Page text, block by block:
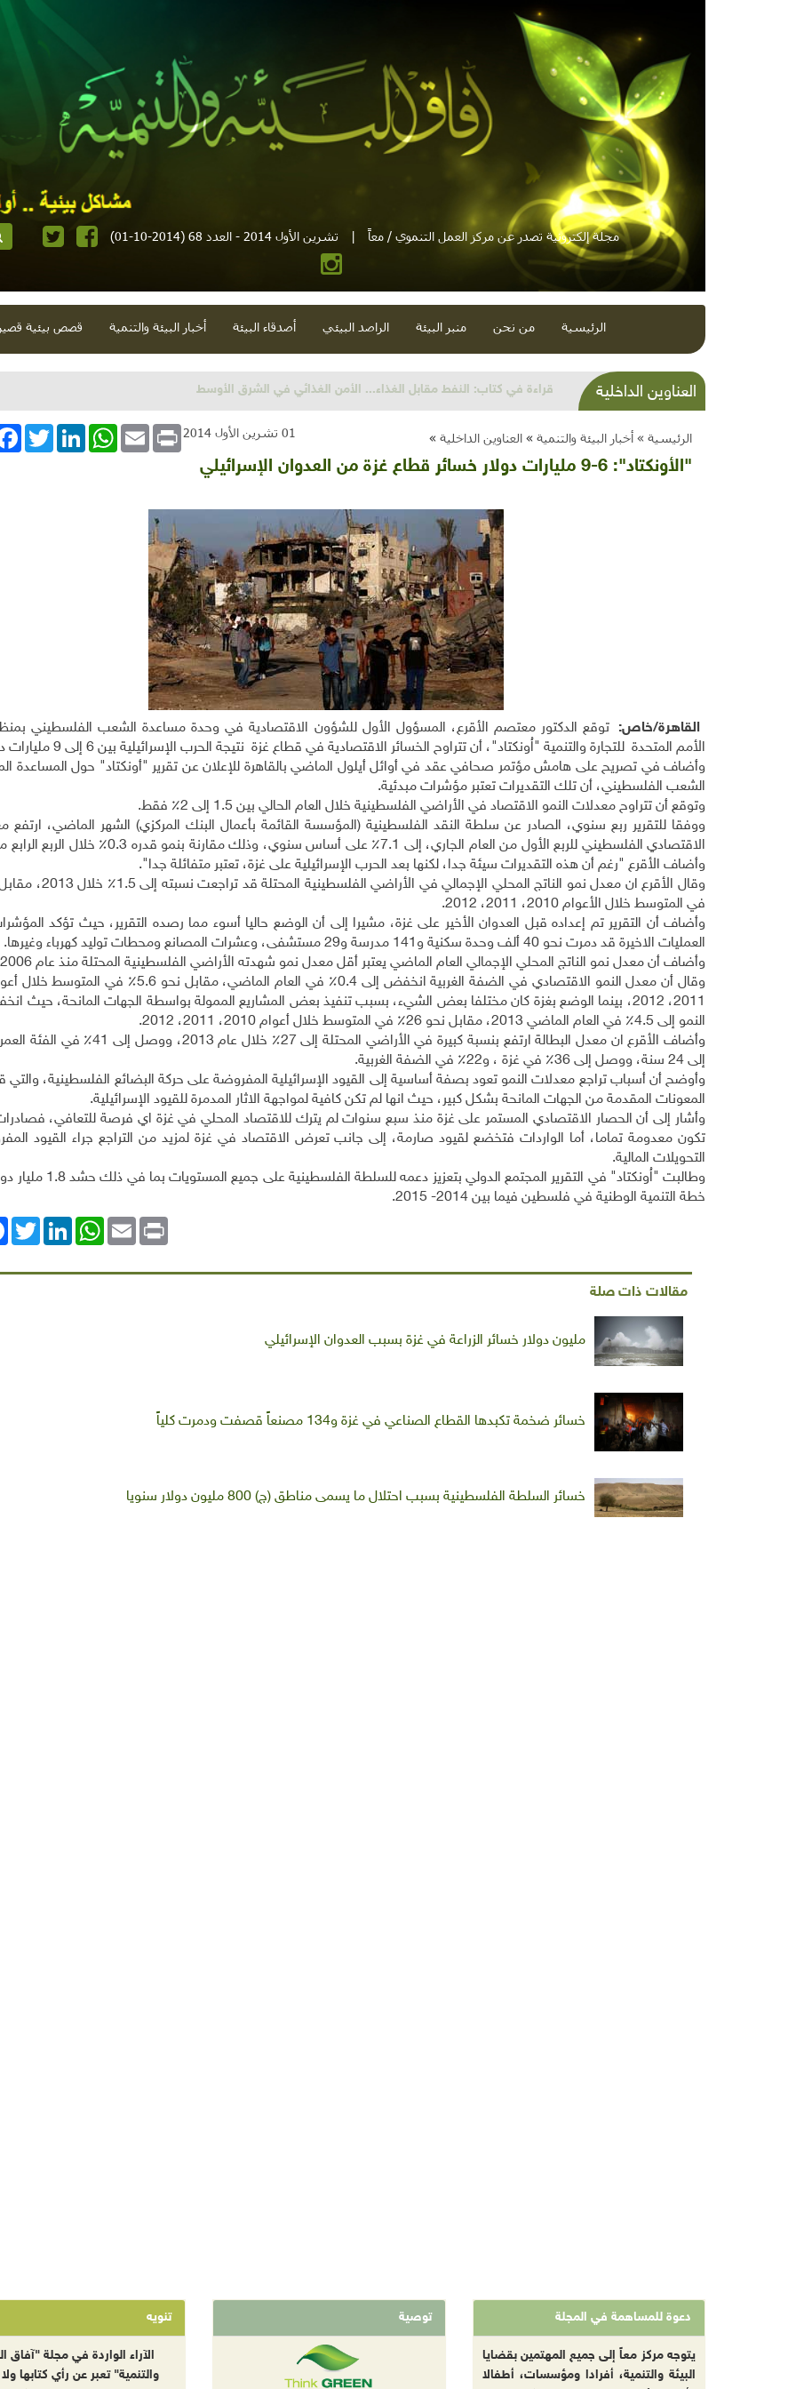
مجلة إلكترونية تصدر عن مركز العمل التنموي / معاً | تشرين الأول 2014 - العدد 68 (2014-10-01)
الرئيسية من نحن منبر البيئة الراصد البيئي أصدقاء البيئة أخبار البيئة والتنمية قصص بيئية
العناوين الداخلية البيئة في أدب غادة السمان
الرئيسية » أخبار البيئة والتنمية » العناوين الداخلية »
TwitterLinkedInWhatsApp Email Print 01 تشرين الأول 2014
"الأونكتاد": 6-9 مليارات دولار خسائر قطاع غزة من العدوان الإسرائيلي
القاهرة/خاص: توقع الدكتور معتصم الأقرع، المسؤول الأول للشؤون الاقتصادية في وحدة مساعدة الشعب الفلسطيني
الأمم المتحدة للتجارة والتنمية "اُونكتاد"، أن تتراوح الخسائر الاقتصادية في قطاع غزة نتيجة الحرب الإسرائيلية بين 6 إلى 9 مليارات دولار.
وأضاف في تصريح على هامش مؤتمر صحافي عقد في أوائل أيلول الماضي بالقاهرة للإعلان عن تقرير "أونكتاد" حول المساعدة
الشعب الفلسطيني، أن تلك التقديرات تعتبر مؤشرات مبدئية.
وتوقع أن تتراوح معدلات النمو الاقتصاد في الأراضي الفلسطينية خلال العام الحالي بين 1.5 إلى 2٪ فقط.
ووفقا للتقرير ربع سنوي، الصادر عن سلطة النقد الفلسطينية (المؤسسة القائمة بأعمال البنك المركزي) الشهر الماضي، ارتفع
وأضاف الأقرع "رغم أن هذه التقديرات سيئة جدا، لكنها بعد الحرب الإسرائيلية على غزة، تعتبر متفائلة جدا".
في المتوسط خلال الأعوام 2010، 2011، 2012.
وأضاف أن التقرير تم إعداده قبل العدوان الأخير على غزة، مشيرا إلى أن الوضع حاليا أسوء مما رصده التقرير، حيث تؤكد
العمليات الاخيرة قد دمرت نحو 40 ألف وحدة سكنية و141 مدرسة و29 مستشفى، وعشرات المصانع ومحطات توليد كهرباء وغيرها.
وأضاف أن معدل نمو الناتج المحلي الإجمالي العام الماضي يعتبر أقل معدل نمو شهدته الأراضي الفلسطينية المحتلة منذ عام 2006.
2011، 2012، بينما الوضع بغزة كان مختلفا بعض الشيء، بسبب تنفيذ بعض المشاريع الممولة بواسطة الجهات المانحة، حيث
النمو إلى 4.5٪ في العام الماضي 2013، مقابل نحو 26٪ في المتوسط خلال أعوام 2010، 2011، 2012.
إلى 24 سنة، ووصل إلى 36٪ في غزة ، و22٪ في الضفة الغربية.
وأوضح أن أسباب تراجع معدلات النمو تعود بصفة أساسية إلى القيود الإسرائيلية المفروضة على حركة البضائع الفلسطينية،
المعونات المقدمة من الجهات المانحة بشكل كبير، حيث انها لم تكن كافية لمواجهة الاثار المدمرة للقيود الإسرائيلية.
وأشار إلى أن الحصار الاقتصادي المستمر على غزة منذ سبع سنوات لم يترك للاقتصاد المحلي في غزة اي فرصة للتعافي،
تكون معدومة تماما، أما الواردات فتخضع لقيود صارمة، إلى جانب تعرض الاقتصاد في غزة لمزيد من التراجع جراء القيود
التحويلات المالية.
وطالبت "اُونكتاد" في التقرير المجتمع الدولي بتعزيز
خطة التنمية الوطنية في فلسطين فيما بين 2014- 2015.
LinkedIn
WhatsAppEmail Print
مقالات ذات صلة
مليون دولار خسائر الزراعة في غزة بسبب العدوان الإسرائيلي
خسائر ضخمة تكبدها القطاع الصناعي في غزة و134 مصنعاً قصفت ودمرت كلياً
خسائر السلطة الفلسطينية بسبب احتلال ما يسمى مناطق (ج) 800 مليون دولار سنويا
دعوة للمساهمة في المجلة
يتوجه مركز معاً إلى جميع المهتمين بقضايا
البيئة والتنمية، أفرادا ومؤسسات، أطفالا
توصية تنويه
الآراء الواردة في مجلة "آفاق
والتنمية" تعبر عن رأي كتابها ولا